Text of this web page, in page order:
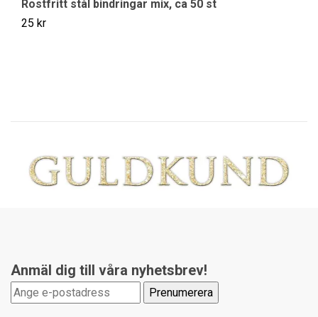
Rostfritt stål bindringar mix, ca 50 st
25 kr
Anmäl dig till våra nyhetsbrev!